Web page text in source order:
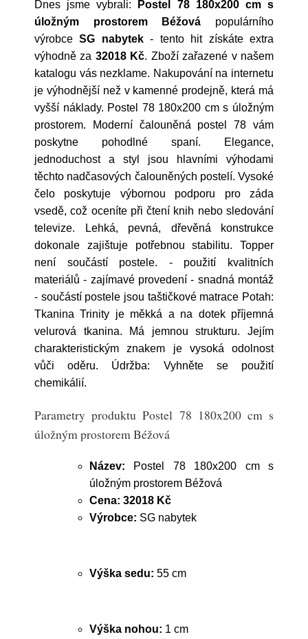
Dnes jsme vybrali:
Postel 78 180x200 cm s
úložným prostorem Béžová populárního
výrobceSG nabytek- tento hit získáte extra
výhodně za 32018 Kč. Zboží zařazené v našem
katalogu vás nezklame. Nakupování na internetu
je výhodnější než v kamenné prodejně, která má
vyšší náklady. Postel 78 180x200 cm s úložným
prostorem. Moderní čalouněná postel 78 vám
poskytne pohodlné spaní. Elegance,
jednoduchost a styl jsou hlavními výhodami
těchto nadčasových čalouněných postelí. Vysoké
čelo poskytuje výbornou podporu pro záda
vsedě, což oceníte při čtení knih nebo sledování
televize. Lehká, pevná, dřevěná konstrukce
dokonale zajištuje potřebnou stabilitu. Topper
není součástí postele. - použití kvalitních
materiálů - zajímavé provedení - snadná montáž
- součástí postele jsou taštičkové matrace Potah:
Tkanina Trinity je měkká a na dotek příjemná
velurová tkanina. Má jemnou strukturu. Jejím
charakteristickým znakem je vysoká odolnost
vůči oděru. Údržba: Vyhněte se použití
chemikálií.
Parametry produktu Postel 78 180x200 cm s
úložným prostorem Béžová
Název: Postel 78 180x200 cm s
úložným prostorem Béžová
Cena: 32018 Kč
Výrobce: SG nabytek
Výška sedu: 55 cm
Výška nohou: 1 cm